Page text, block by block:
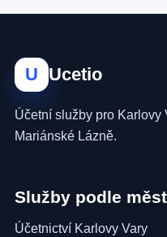
U Ucetio
Účetní služby pro Karlovy
Mariánské Lázně.
Služby podle
Účetnictví Karlovy Vary